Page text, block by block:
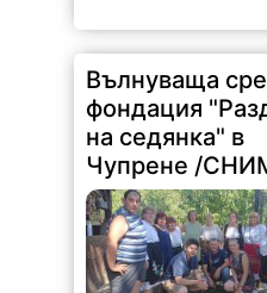
Вълнуваща
фондация
на седянка" в
Чупрене /
110 | 2026-08-06